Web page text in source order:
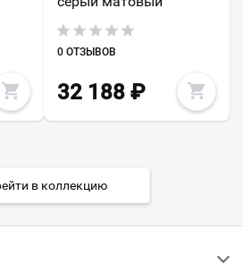
0 ОТЗЫВОВ
32 188₽
в коллекцию